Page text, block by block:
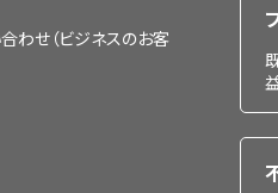
わせ（ビジネスのお客